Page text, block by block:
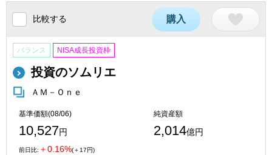
比較する 購入
バランス NISA成長投資枠
投資のソムリエ
ＡＭ－Ｏｎｅ
基準価額(08/06)
10,527円
純資産額
2,014億円
前日比: ＋0.16%(＋17円)